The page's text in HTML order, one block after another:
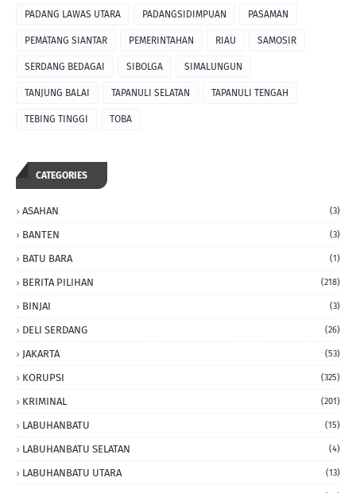
PADANG LAWAS UTARA PADANGSIDIMPUAN PASAMAN
PEMATANG SIANTAR PEMERINTAHAN RIAU SAMOSIR
SERDANG BEDAGAI SIBOLGA SIMALUNGUN
TANJUNG BALAI TAPANULI SELATAN TAPANULI TENGAH
TEBING TINGGI TOBA
CATEGORIES
ASAHAN (3)
BANTEN (3)
BATU BARA (1)
BERITA PILIHAN (218)
BINJAI (3)
DELI SERDANG (26)
JAKARTA (53)
KORUPSI (325)
KRIMINAL (201)
LABUHANBATU (15)
LABUHANBATU SELATAN (4)
LABUHANBATU UTARA (13)